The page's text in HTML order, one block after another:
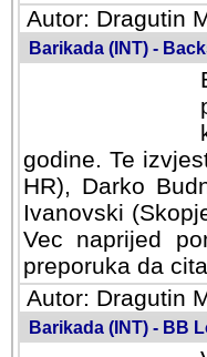
Autor: Dragutin
Barikada (INT) -
godine. Te
HR), Darko
Ivanovski
Vec naprijed
preporuka da
Autor: Dragutin
Barikada (INT) - BB